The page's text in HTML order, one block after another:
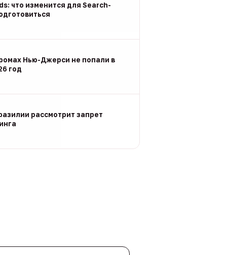
что изменится для Search-
Нью-Джерси не попали в
год
рассмотрит запрет